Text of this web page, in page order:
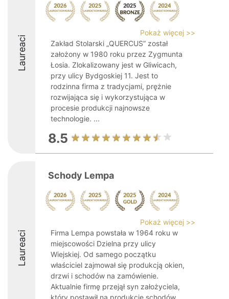
Laureaci
Pokaż więcej >>
Zakład Stolarski „QUERCUS” został
założony w 1980 roku przez Zygmunta
Łosia. Zlokalizowany jest w Gliwicach,
przy ulicy Bydgoskiej 11. Jest to
rodzinna firma z tradycjami, prężnie
rozwijająca się i wykorzystująca w
procesie produkcji najnowsze
technologie. ...
8.5
Laureaci
Schody Lempa
Pokaż więcej >>
Firma Lempa powstała w 1964 roku w
miejscowości Dzielna przy ulicy
Wiejskiej. Od samego początku
właściciel zajmował się produkcją okien,
drzwi i schodów na zamówienie.
Aktualnie firmę przejął syn założyciela,
który postawił na produkcję schodów